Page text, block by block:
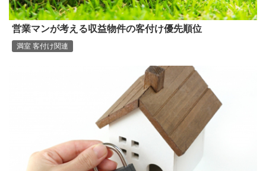
営業マンが考える収益物件の客付け優先順位
満室 客付け関連